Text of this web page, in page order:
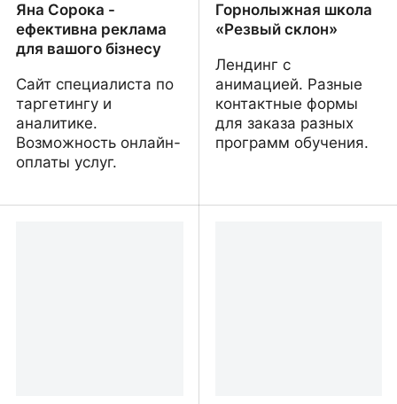
Яна Сорока -
ефективна реклама
для вашого бізнесу
Сайт специалиста по
таргетингу и
аналитике.
Возможность онлайн-
оплаты услуг.
Горнолыжная школа
«Резвый склон»
Лендинг с
анимацией. Разные
контактные формы
для заказа разных
программ обучения.